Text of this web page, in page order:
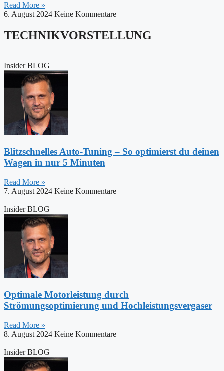
Read More »
6. August 2024 Keine Kommentare
TECHNIKVORSTELLUNG
Insider BLOG
Blitzschnelles Auto-Tuning – So optimierst du deinen
Wagen in nur 5 Minuten
Read More »
7. August 2024 Keine Kommentare
Insider BLOG
Optimale Motorleistung durch
Strömungsoptimierung und Hochleistungsvergaser
Read More »
8. August 2024 Keine Kommentare
Insider BLOG